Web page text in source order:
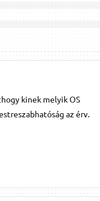
kinek melyik OS
az érv.